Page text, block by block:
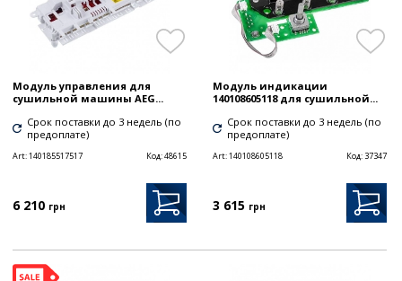
Модуль управления для
сушильной машины AEG...
Срок поставки до 3 недель (по
предоплате)
Art:140185517517 Код:48615
6 210 грн
Модуль индикации
140108605118 для сушильной...
Срок поставки до 3 недель (по
предоплате)
Art:140108605118 Код: 37347
3 615 грн